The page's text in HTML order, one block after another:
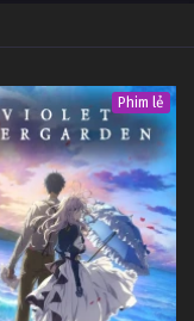
Phim lẻ